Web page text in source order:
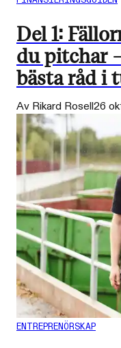
Del 1:
du pitchar
bästa råd i
Av Rikard Rosell26
ENTREPRENÖRSKAP